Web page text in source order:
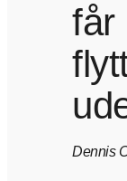
får
Dennis